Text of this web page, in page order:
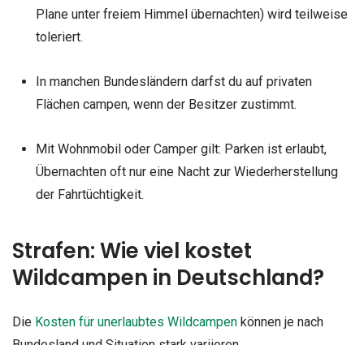
Plane unter freiem Himmel übernachten) wird teilweise
toleriert.
In manchen Bundesländern darfst du auf privaten
Flächen campen, wenn der Besitzer zustimmt.
Mit Wohnmobil oder Camper gilt: Parken ist erlaubt,
Übernachten oft nur eine Nacht zur Wiederherstellung
der Fahrtüchtigkeit.
Strafen: Wie viel kostet
Wildcampen in Deutschland?
Die Kosten für unerlaubtes Wildcampen können je nach